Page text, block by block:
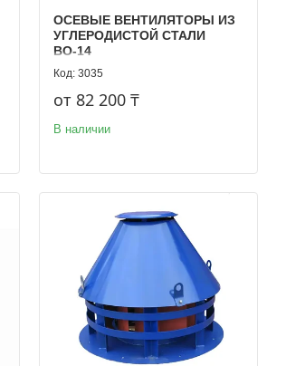
ОСЕВЫЕ ВЕНТИЛЯТОРЫ ИЗ
УГЛЕРОДИСТОЙ СТАЛИ
ВО-14
3035
от 82 200 ₸
В наличии